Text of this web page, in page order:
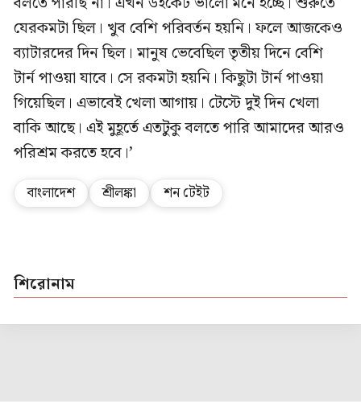
যেরকমটা ছিল। খুব বেশি পরিবর্তন হয়নি। ফলে আজকেও
ব্যাটারদের দিন ছিল। মানুষ ভেবেছিল তৃতীয় দিনে বেশি
টার্ন পাওয়া যাবে। সে রকমটা হয়নি। কিছুটা টার্ন পাওয়া
গিয়েছিল। এভাবেই খেলা আগায়। টেস্টে দুই দিন খেলা
বাকি আছে। এই মুহূর্তে এতটুকু বলতে পারি আমাদের আরও
পরিশ্রম করতে হবে।’
বাংলাদেশ শ্রীলঙ্কা শন টেইট
শিরোনাম